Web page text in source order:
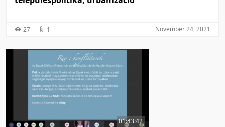
27 1 November 24, 2021
01:43:42